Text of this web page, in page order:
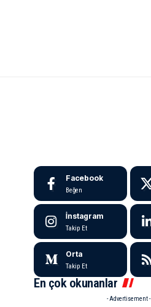
Facebook
Beğen
İnstagram
Takip Et
Orta
Takip Et
En çok okunanlar
- Advertisement -